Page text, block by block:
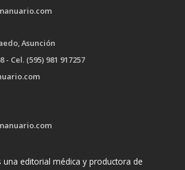
una editorial médica y productora de
Asunción
- Cel. (595) 981 917257